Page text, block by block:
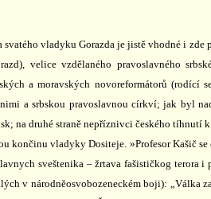
svatého vladyku Gorazda je jistě vhodné i
velice vzdělaného pravoslavného
a moravských novoreformátorů
a srbskou pravoslavnou církví; jak byl
na druhé straně nepříznivci českého
končinu vladyky Dositeje. »Profesor Kašič
sveštenika – žrtava fašističkog
v národněosvobozeneckém boji): „Válka